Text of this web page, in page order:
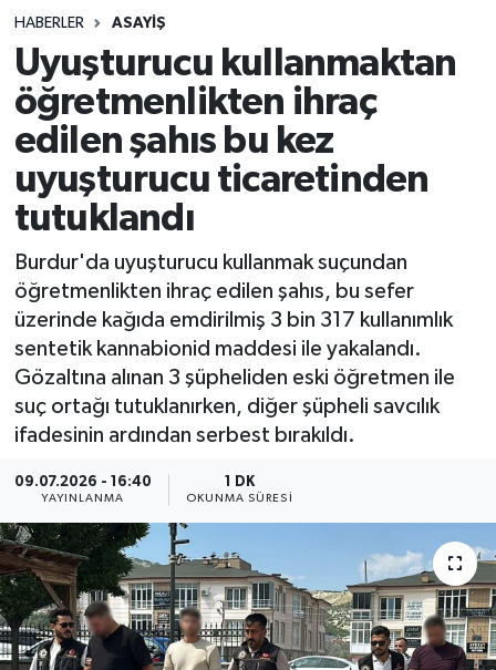
HABERLER ASAYIŞ
Uyuşturucu kullanmaktan
öğretmenlikten ihraç
edilen şahıs bu kez
uyuşturucu ticaretinden
tutuklandı
Burdur'da uyuşturucu kullanmak suçundan
öğretmenlikten ihraç edilen şahıs, bu sefer
üzerinde kağıda emdirilmiş 3 bin 317 kullanımlık
sentetik kannabionid maddesi ile yakalandı.
Gözaltına alınan 3 şüpheliden eski öğretmen ile
suç ortağı tutuklanırken, diğer şüpheli savcılık
ifadesinin ardından serbest bırakıldı.
09.07.2026 - 16:40
YAYINLANMA
1 DK
OKUNMA SÜRESI
Spor
Teknoloji
Yaşam